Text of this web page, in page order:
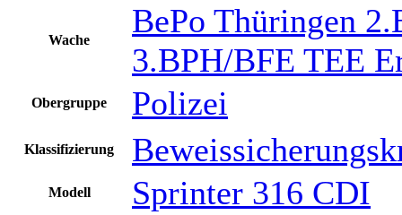
Wache
BePo Thüringen
3.BPH/BFE TEE
Obergruppe Polizei
Klassifizierung
Modell Sprinter 316 CDI